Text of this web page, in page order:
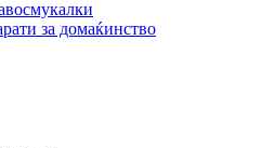
за домаќинство